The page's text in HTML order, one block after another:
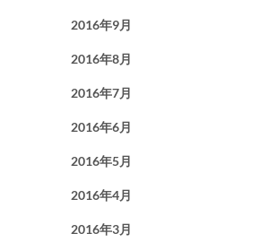
2016年9月
2016年8月
2016年7月
2016年6月
2016年5月
2016年4月
2016年3月